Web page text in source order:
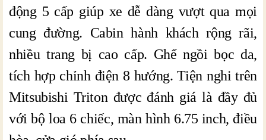
động 5 cấp giúp xe dễ dàng vượt qua mọi
cung đường. Cabin hành khách rộng rãi,
nhiều trang bị cao cấp. Ghế ngồi bọc da,
tích hợp chỉnh điện 8 hướng. Tiện nghi trên
Mitsubishi Triton được đánh giá là đầy đủ
với bộ loa 6 chiếc, màn hình 6.75 inch, điều